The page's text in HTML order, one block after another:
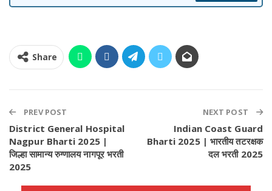
Share
PREV POST
District General Hospital
Nagpur Bharti 2025 |
जिल्हा सामान्य रुग्णालय नागपूर भरती
2025
NEXT POST
Indian Coast Guard
Bharti 2025 | भारतीय तटरक्षक
दल भरती 2025